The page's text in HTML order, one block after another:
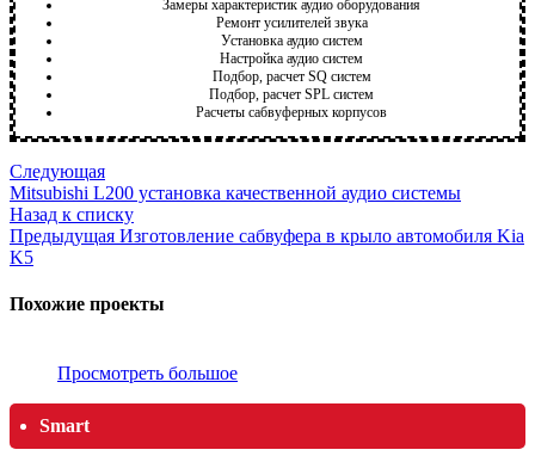
Замеры характеристик аудио оборудования
Ремонт усилителей звука
Установка аудио систем
Настройка аудио систем
Подбор, расчет SQ систем
Подбор, расчет SPL систем
Расчеты сабвуферных корпусов
Следующая
Mitsubishi L200 установка качественной аудио системы
Назад к списку
Предыдущая Изготовление сабвуфера в крыло автомобиля Kia
K5
Похожие проекты
Просмотреть большое
Smart